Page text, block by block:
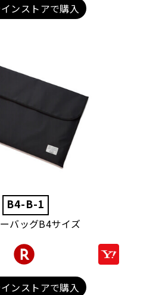
ンストアで購入
B4-B-1
バッグB4サイズ
ンストアで購入